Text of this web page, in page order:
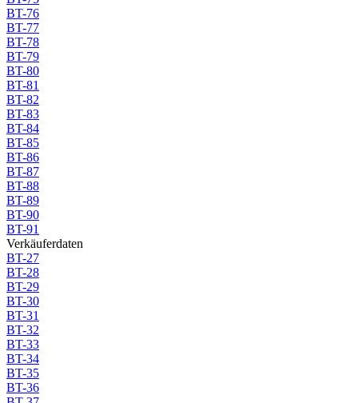
BT-76
BT-77
BT-78
BT-79
BT-80
BT-81
BT-82
BT-83
BT-84
BT-85
BT-86
BT-87
BT-88
BT-89
BT-90
BT-91
Verkäuferdaten
BT-27
BT-28
BT-29
BT-30
BT-31
BT-32
BT-33
BT-34
BT-35
BT-36